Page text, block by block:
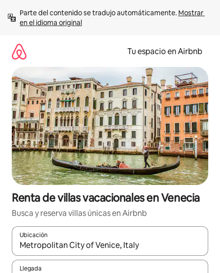
contenido
Parte del contenido se tradujo automáticamente. Mostrar
en el idioma original
Tu espacio en Airbnb
Renta de villas vacacionales en Venecia
Busca y reserva villas únicas en Airbnb
Ubicación
Cuando los resultados estén disponibles, podrás navegar
Llegada